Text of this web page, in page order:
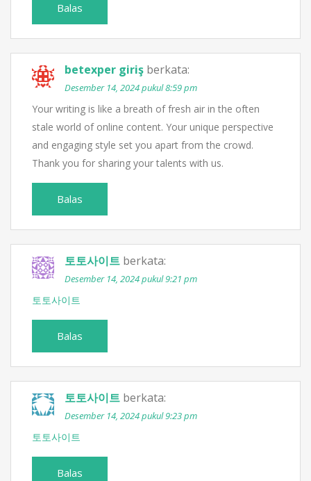
Balas
betexper giriş berkata:
Desember 14, 2024 pukul 8:59 pm
Your writing is like a breath of fresh air in the often
stale world of online content. Your unique perspective
and engaging style set you apart from the crowd.
Thank you for sharing your talents with us.
Balas
토토사이트 berkata:
Desember 14, 2024 pukul 9:21 pm
토토사이트
Balas
토토사이트 berkata:
Desember 14, 2024 pukul 9:23 pm
토토사이트
Balas